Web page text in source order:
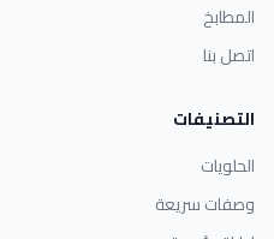
المطابخ
اتصل بنا
التصنيفات
الحلويات
وصفات سريعة